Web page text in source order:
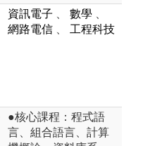
資訊電子 數學
網路電信
工程科技
●核心課程：程式語
言、組合語言、計算